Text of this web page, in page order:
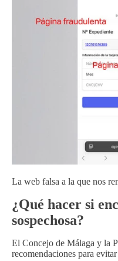
La web falsa a la que nos
¿Qué hacer si
sospechosa?
El Concejo de Málaga y la
recomendaciones para